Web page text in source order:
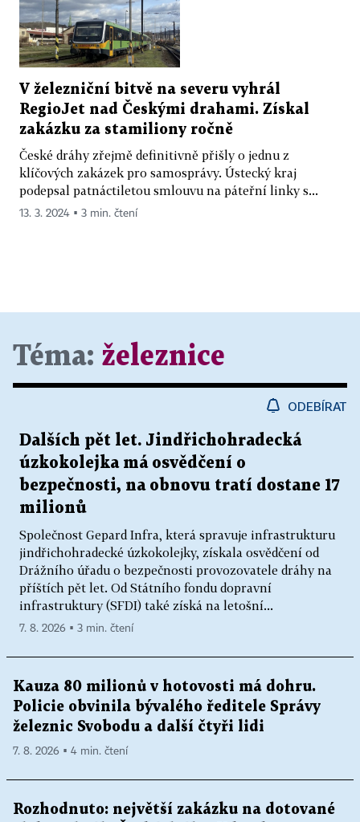
V železniční bitvě na severu vyhrál
RegioJet nad Českými drahami. Získal
zakázku za stamiliony ročně
České dráhy zřejmě definitivně přišly o jednu z
klíčových zakázek pro samosprávy. Ústecký kraj
podepsal patnáctiletou smlouvu na páteřní linky s...
13. 3. 2024 ▪ 3 min. čtení
Téma: železnice
ODEBÍRAT
Dalších pět let. Jindřichohradecká
úzkokolejka má osvědčení o
bezpečnosti, na obnovu tratí dostane 17
milionů
Společnost Gepard Infra, která spravuje infrastrukturu
jindřichohradecké úzkokolejky, získala osvědčení od
Drážního úřadu o bezpečnosti provozovatele dráhy na
příštích pět let. Od Státního fondu dopravní
infrastruktury (SFDI) také získá na letošní...
7. 8. 2026 ▪ 3 min. čtení
Kauza 80 milionů v hotovosti má dohru.
Policie obvinila bývalého ředitele Správy
železnic Svobodu a další čtyři lidi
7. 8. 2026 ▪ 4 min. čtení
Rozhodnuto: největší zakázku na dotované